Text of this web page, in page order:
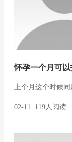
怀孕一个月可
上个月这个时候
02-11 119人阅读